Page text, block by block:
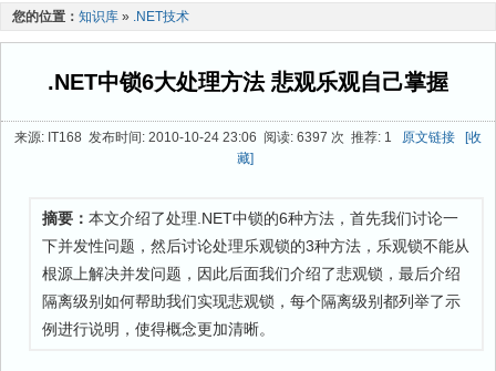
手机开发 软件工程
最新文章
您的位置： 知识库 » .NET技术
.NET中锁6大处理方法 悲观乐观自己掌握
来源: IT168 发布时间: 2010-10-24 23:06 阅读: 6397 次 推荐: 1 原文链接
[收
藏]
摘要： 本文介绍了处理.NET中锁的6种方法，首先我们讨论一
下并发性问题，然后讨论处理乐观锁的3种方法，乐观锁不能从
根源上解决并发问题，因此后面我们介绍了悲观锁，最后介绍
隔离级别如何帮助我们实现悲观锁，每个隔离级别都列举了示
例进行说明，使得概念更加清晰。